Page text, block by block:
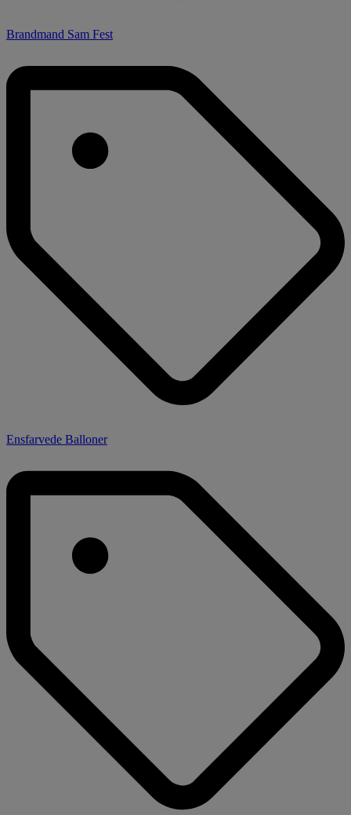
Brandmand Sam Fest
Ensfarvede Balloner